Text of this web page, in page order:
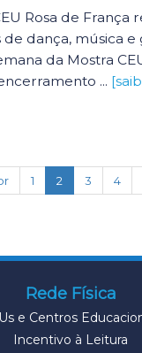
Rosa de França
dança, música e
da Mostra
...
1 2 (current)
3 4
Rede Física
e Centros
Incentivo à Leitura